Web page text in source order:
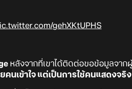
gehXKtUPHS
หลังจากที่เขาได้ติดต่อขอข้อมูลจา
คนเข้าใจ แต่เป็นการใช้คนแสดงจริง